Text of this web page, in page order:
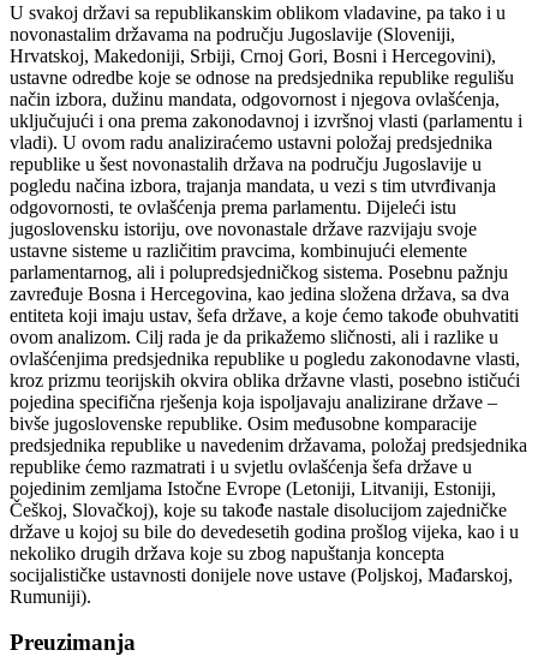
U svakoj državi sa republikanskim oblikom vladavine, pa tako i u
novonastalim državama na području Jugoslavije (Sloveniji,
Hrvatskoj, Makedoniji, Srbiji, Crnoj Gori, Bosni i Hercegovini),
ustavne odredbe koje se odnose na predsjednika republike regulišu
način izbora, dužinu mandata, odgovornost i njegova ovlašćenja,
uključujući i ona prema zakonodavnoj i izvršnoj vlasti (parlamentu i
vladi). U ovom radu analiziraćemo ustavni položaj predsjednika
republike u šest novonastalih država na području Jugoslavije u
pogledu načina izbora, trajanja mandata, u vezi s tim utvrđivanja
odgovornosti, te ovlašćenja prema parlamentu. Dijeleći istu
jugoslovensku istoriju, ove novonastale države razvijaju svoje
ustavne sisteme u različitim pravcima, kombinujući elemente
parlamentarnog, ali i polupredsjedničkog sistema. Posebnu pažnju
zavređuje Bosna i Hercegovina, kao jedina složena država, sa dva
entiteta koji imaju ustav, šefa države, a koje ćemo takođe obuhvatiti
ovom analizom. Cilj rada je da prikažemo sličnosti, ali i razlike u
ovlašćenjima predsjednika republike u pogledu zakonodavne vlasti,
kroz prizmu teorijskih okvira oblika državne vlasti, posebno ističući
pojedina specifična rješenja koja ispoljavaju analizirane države –
bivše jugoslovenske republike. Osim međusobne komparacije
predsjednika republike u navedenim državama, položaj predsjednika
republike ćemo razmatrati i u svjetlu ovlašćenja šefa države u
pojedinim zemljama Istočne Evrope (Letoniji, Litvaniji, Estoniji,
Češkoj, Slovačkoj), koje su takođe nastale disolucijom zajedničke
države u kojoj su bile do devedesetih godina prošlog vijeka, kao i u
nekoliko drugih država koje su zbog napuštanja koncepta
socijalističke ustavnosti donijele nove ustave (Poljskoj, Mađarskoj,
Rumuniji).
Preuzimanja